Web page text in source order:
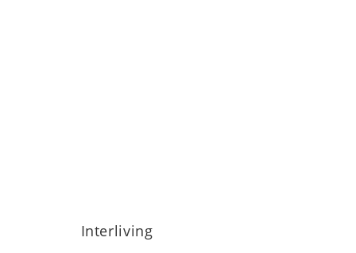
3 mm starke Keramikplatte ist auf eine 10
Interliving